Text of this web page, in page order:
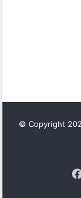
© Copyright